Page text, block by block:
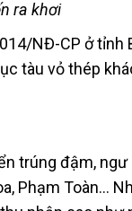
ra khơi
NĐ-CP ở tỉnh
tàu vỏ thép
trúng đậm, ngư
Phạm Toàn…